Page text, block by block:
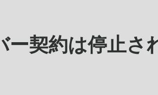
ー契約は停止さ